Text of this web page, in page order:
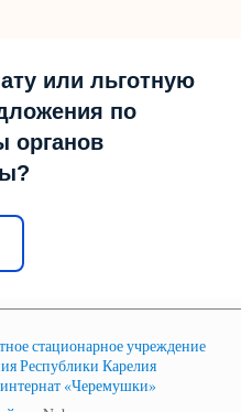
или льготную
по
органов
стационарное учреждение
Республики Карелия
«Черемушки»